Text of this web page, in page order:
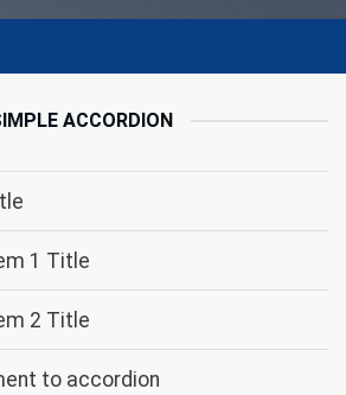
ACCORDION
1 Title
2 Title
to accordion